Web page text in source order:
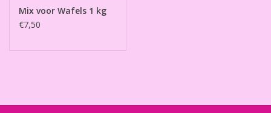
Mix voor Wafels 1 kg
€7,50